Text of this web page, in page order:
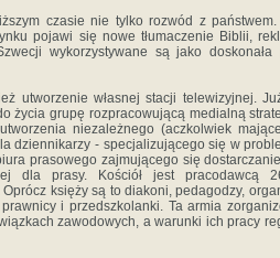
czasie nie tylko rozwód z
pojawi się nowe tłumaczenie Biblii,
wykorzystywane są jako doskonała
utworzenie własnej stacji telewizyjnej.
życia grupę rozpracowującą medialną
niezależnego (aczkolwiek
dziennikarzy - specjalizującego się w
prasowego zajmującego się
dla prasy. Kościół jest pracodawcą
księży są to diakoni, pedagodzy,
i przedszkolanki. Ta armia
zawodowych, a warunki ich pracy